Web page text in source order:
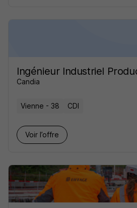
Ingénieur Industriel
Candia
Vienne - 38 CDI
Voir l’offre